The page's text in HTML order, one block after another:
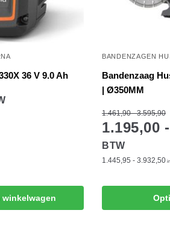
36 V 9.0 Ah
winkelwagen
BANDENZAGEN
Bandenzaag
| Ø350MM
1.461,90 - 3.595,90
1.195,00
BTW
1.445,95 - 3.932,50
product